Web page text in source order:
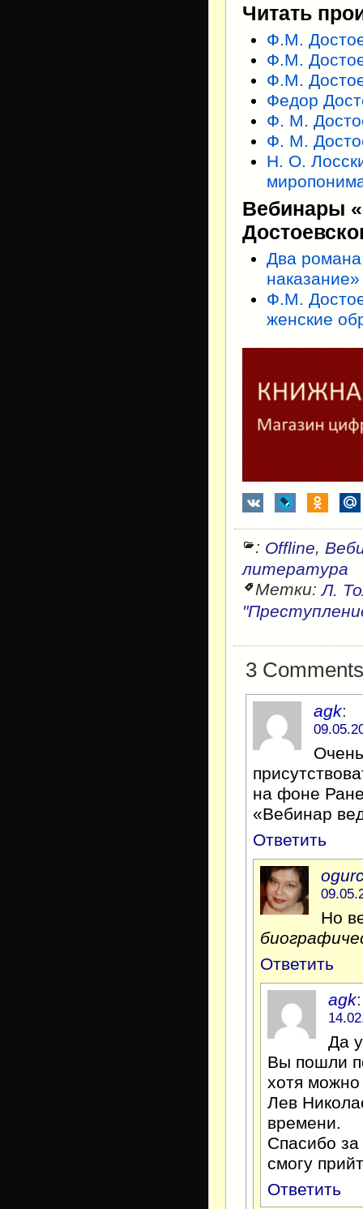
Читать
Ф.М.
Ф.М.
Ф.М.
Федор
Ф. М.
Ф. М.
Н. О.
Вебинары
Два
Ф.М.
женские
: Offline,
литература
Метки:Л.
3
agk:
на фоне
«Вебинар
Ответить
Но
Ответить
agk:
Да
Вы пошли
хотя можно
Лев
времени.
Спасибо
смогу
Ответить